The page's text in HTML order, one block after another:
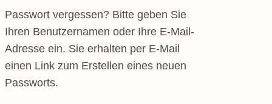
Passwort vergessen? Bitte geben Sie
Ihren Benutzernamen oder Ihre E-Mail-
Adresse ein. Sie erhalten per E-Mail
einen Link zum Erstellen eines neuen
Passworts.